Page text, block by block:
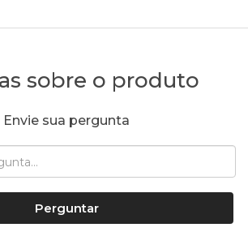
sobre o produto
Envie sua pergunta
Perguntar